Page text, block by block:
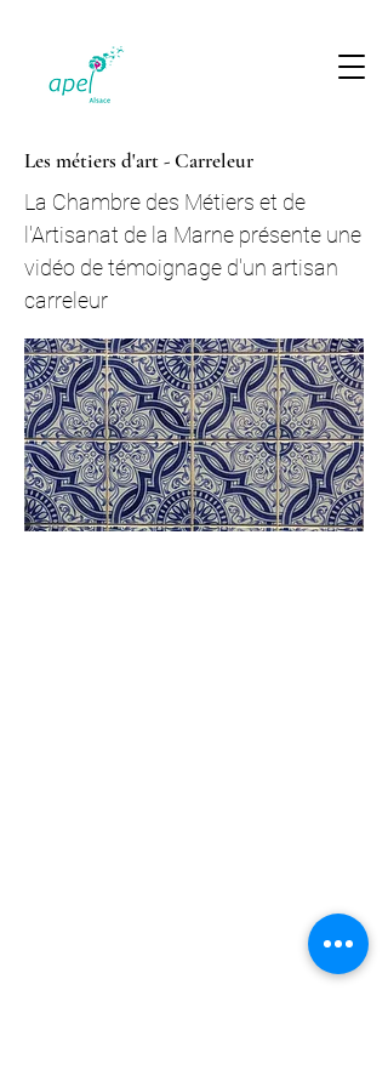
Les métiers d'art - Carreleur
La Chambre des Métiers et de
l'Artisanat de la Marne présente une
vidéo de témoignage d'un artisan
carreleur